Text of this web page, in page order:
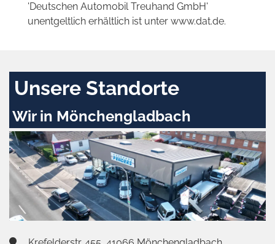
'Deutschen Automobil Treuhand GmbH'
unentgeltlich erhältlich ist unter www.dat.de.
Unsere Standorte
Wir in Mönchengladbach